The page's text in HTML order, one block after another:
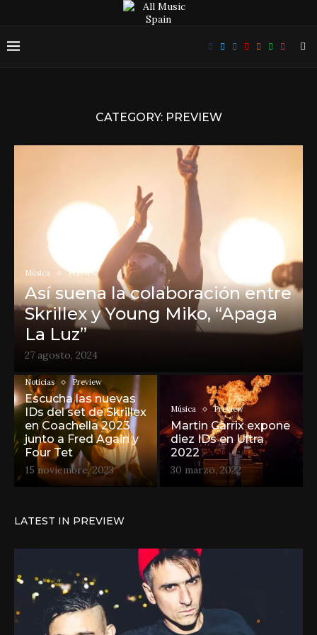
CATEGORY: PREVIEW
Música Preview
Así suena la colaboración entre
Skrillex y Young Miko, “Apaga
La Luz”
27 agosto, 2024
Noticias Preview
Escucha las nuevas
IDs del set de Skrillex
en Coachella 2023
junto a Fred Again y
Four Tet
15 noviembre, 2023
Música Preview
Martin Garrix expone
diez IDs en Ultra
2022
30 marzo, 2022
LATEST IN PREVIEW